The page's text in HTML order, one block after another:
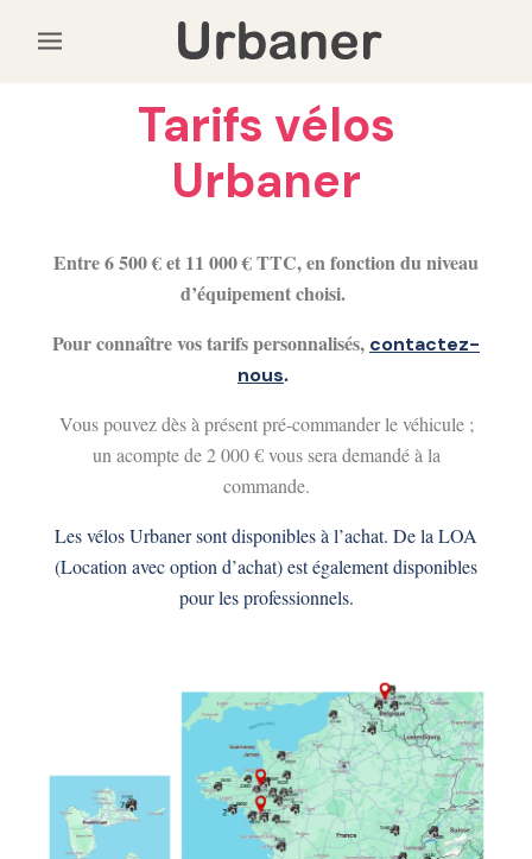
Tarifs vélos
Urbaner
Entre 6 500 € et 11 000 € TTC, en fonction du niveau
d’équipement choisi.
Pour connaître vos tarifs personnalisés, contactez-
nous.
Vous pouvez dès à présent pré-commander le véhicule ;
un acompte de 2 000 € vous sera demandé à la
commande.
Les vélos Urbaner sont disponibles à l’achat. De la LOA
(Location avec option d’achat) est également disponibles
pour les professionnels.